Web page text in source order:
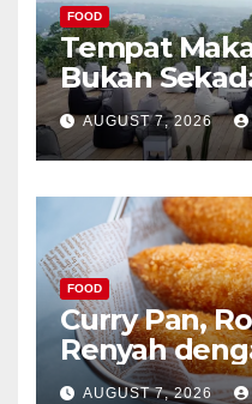
FOOD
Tempat
Bukan
AUGUST 7, 2026
FOOD
Curry Pan,
Renyah
Menggoda
AUGUST 7, 2026